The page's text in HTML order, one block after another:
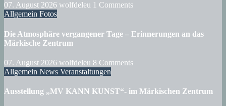
07. August 2026 wolfdeleu 1 Comments
Allgemein Fotos
Die Atmosphäre vergangener Tage – Erinnerungen an das
Märkische Zentrum
07. August 2026 wolfdeleu 8 Comments
Allgemein News Veranstaltungen
Ausstellung „MV KANN KUNST“- im Märkischen Zentrum